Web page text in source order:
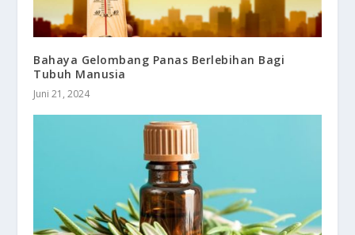
Bahaya Gelombang Panas Berlebihan Bagi
Tubuh Manusia
Juni 21, 2024